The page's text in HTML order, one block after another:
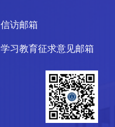
信访邮箱
学习教育征求意见邮箱